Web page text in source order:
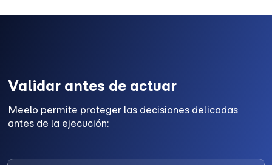
Validar antes de actuar
Meelo permite proteger las decisiones delicadas
antes de la ejecución: